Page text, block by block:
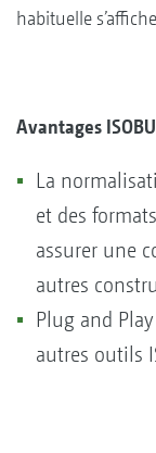
habituelle
Avantages
La
et des
assurer une
autres
Plug and
autres outils